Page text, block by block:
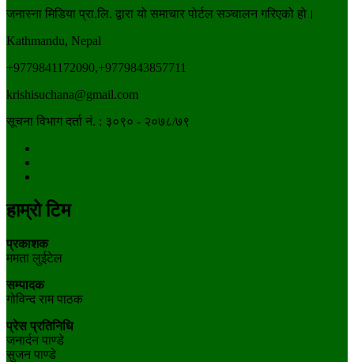
जनास्ना मिडिया प्रा.लि. द्वारा यो समाचार पोर्टल सञ्चालन गरिएको हो।
Kathmandu, Nepal
+9779841172090,+9779843857711
krishisuchana@gmail.com
सूचना विभाग दर्ता नं. : ३०९० - २०७८/७९
हाम्रो टिम
प्रकाशक
ममता लुईटेल
सम्पादक
गोविन्द राम पाठक
प्रेस प्रतिनिधि
जनार्दन पाण्डे
सुजन पाण्डे